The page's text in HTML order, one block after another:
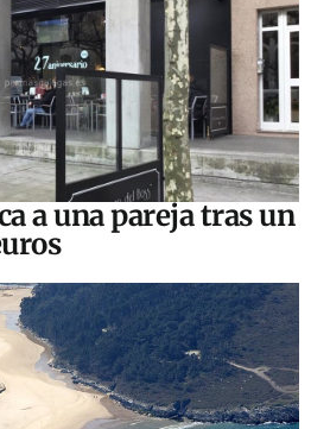
a una pareja tras un